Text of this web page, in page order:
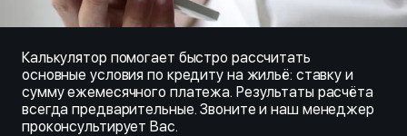
Калькулятор помогает быстро рассчитать
основные условия по кредиту на жильё: ставку и
сумму ежемесячного платежа. Результаты расчёта
всегда предварительные. Звоните и наш менеджер
проконсультирует Вас.